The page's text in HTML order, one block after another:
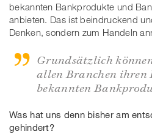
bekannten Bankprodukte und
anbieten. Das ist beindruckend
Denken, sondern zum Handeln
Grundsätzlich
allen Branchen ihren
bekannten
Was hat uns denn bisher am
gehindert?